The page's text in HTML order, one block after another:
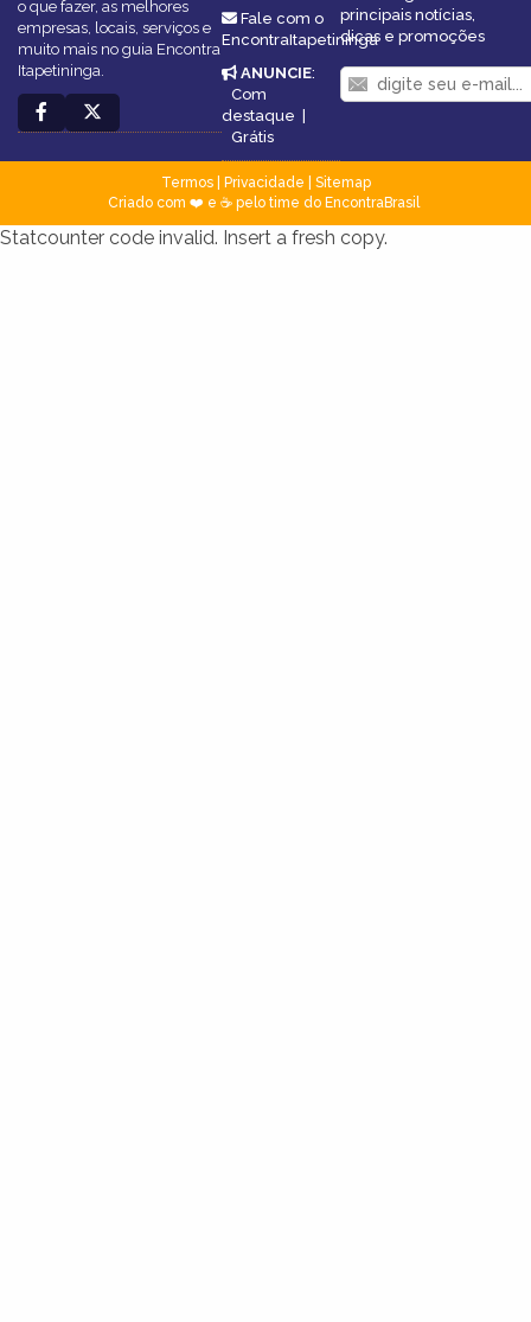
o que fazer, as melhores
empresas, locais, serviços e
muito mais no guia Encontra
Itapetininga.
Fale com o
EncontraItapetininga
ANUNCIE:
Com
destaque
Grátis
principais notícias,
dicas e promoções
Termos| Privacidade
Sitemap
Criado com ❤️ e ☕ pelo time do EncontraBrasil
Statcounter code invalid. Insert a fresh copy.